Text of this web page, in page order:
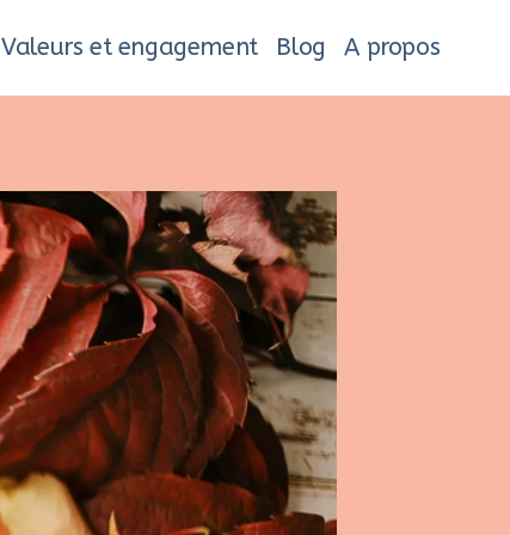
Valeurs et engagement Blog A propos